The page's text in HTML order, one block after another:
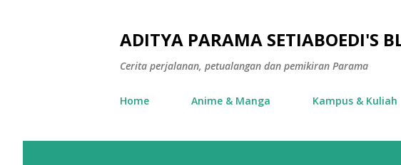
ADITYA PARAMA SETIABOEDI'S
Cerita perjalanan, petualangan dan pemikiran Parama
Home Anime & Manga Kampus & Kuliah